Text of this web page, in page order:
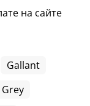
на сайте
Gallant